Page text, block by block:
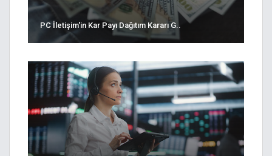
PC İletişim'in Kar Payı Dağıtım Kararı G..